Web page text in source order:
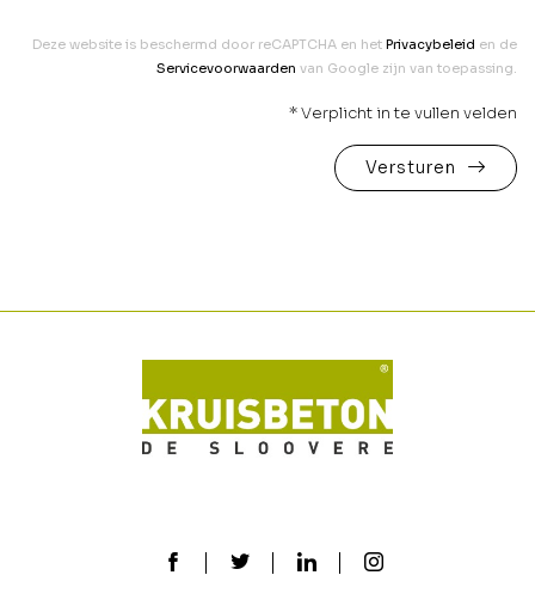
Deze website is beschermd door reCAPTCHA en het Privacybeleid en de
Servicevoorwaarden van Google zijn van toepassing.
* Verplicht in te vullen velden
Versturen